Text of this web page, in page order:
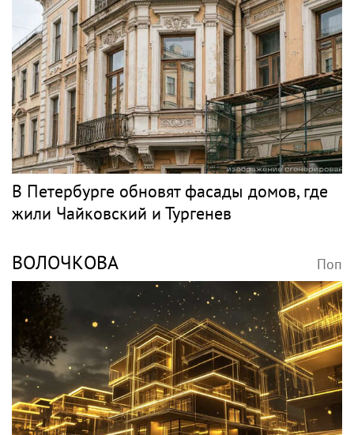
В Петербурге обновят фасады домов, где
жили Чайковский и Тургенев
ВОЛОЧКОВА Поп